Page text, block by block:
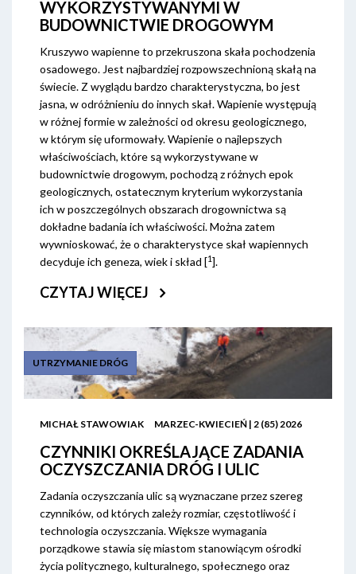
WYKORZYSTYWANYMI W
BUDOWNICTWIE DROGOWYM
Kruszywo wapienne to przekruszona skała pochodzenia
osadowego. Jest najbardziej rozpowszechnioną skałą na
świecie. Z wyglądu bardzo charakterystyczna, bo jest
jasna, w odróżnieniu do innych skał. Wapienie występują
w różnej formie w zależności od okresu geologicznego,
w którym się uformowały. Wapienie o najlepszych
właściwościach, które są wykorzystywane w
budownictwie drogowym, pochodzą z różnych epok
geologicznych, ostatecznym kryterium wykorzystania
ich w poszczególnych obszarach drogownictwa są
dokładne badania ich właściwości. Można zatem
wywnioskować, że o charakterystyce skał wapiennych
decyduje ich geneza, wiek i skład [1].
CZYTAJ WIĘCEJ
UTRZYMANIE DRÓG
MICHAŁ STAWOWIAK MARZEC-KWIECIEŃ | 2 (85) 2026
CZYNNIKI OKREŚLAJĄCE ZADANIA
OCZYSZCZANIA DRÓG I ULIC
Zadania oczyszczania ulic są wyznaczane przez szereg
czynników, od których zależy rozmiar, częstotliwość i
technologia oczyszczania. Większe wymagania
porządkowe stawia się miastom stanowiącym ośrodki
życia politycznego, kulturalnego, społecznego oraz